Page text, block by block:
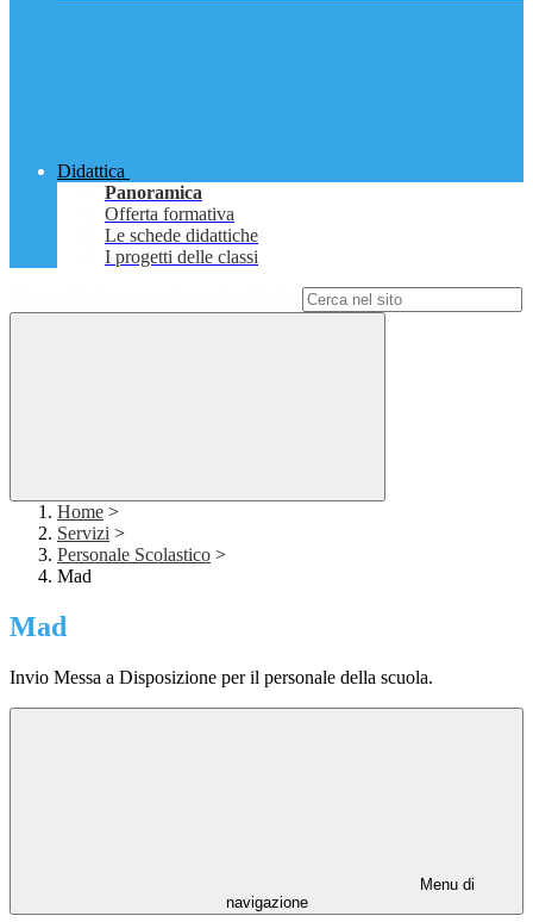
Didattica
Panoramica
Offerta formativa
Le schede didattiche
I progetti delle classi
Home >
Servizi >
Personale Scolastico >
Mad
Mad
Invio Messa a Disposizione per il personale della scuola.
Menu di
navigazione